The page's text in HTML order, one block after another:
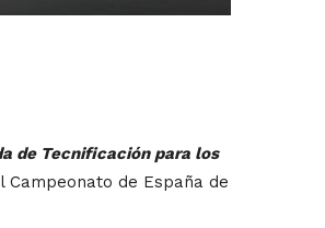
de Tecnificación para los
de España de